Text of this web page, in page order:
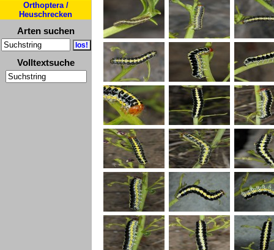
Orthoptera /
Heuschrecken
Arten suchen
Volltextsuche